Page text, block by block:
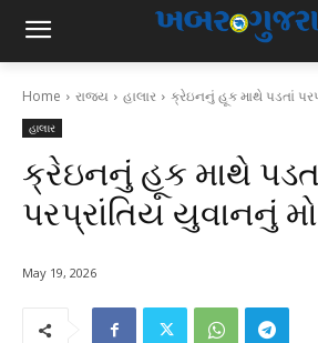
Home રાજ્ય હાલાર ક્રેઇનનું હૂક માથે પડતાં
હાલાર
ક્રેઇનનું હૂક માથે
પરપ્રાંતિય યુવાનનું
May 19, 2026